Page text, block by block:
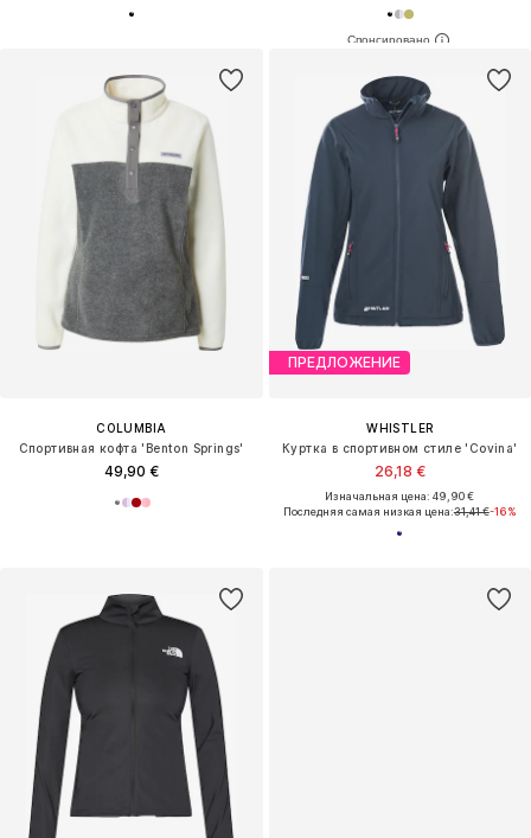
COLUMBIA
Спортивная кофта 'Benton Springs'
49,90 €
ПРЕДЛОЖЕНИЕ
WHISTLER
Куртка в спортивном стиле 'Covina'
26,18 €
Изначальная цена: 49,90 €
Последняя самая низкая цена:31,41 €-16%